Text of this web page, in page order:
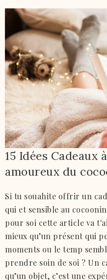
15 Idées Cadeaux
amoureux du
Si tu souahite offrir un
qui et sensible au
pour soi cette article va
mieux qu’un présent qui
moments ou le temp
prendre soin de soi ? Un
qu’un objet, c’est une